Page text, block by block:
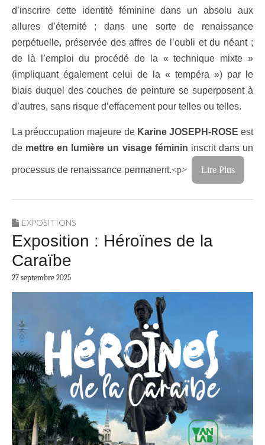
d’inscrire cette identité féminine dans un absolu aux
allures d’éternité ; dans une sorte de renaissance
perpétuelle, préservée des affres de l’oubli et du néant ;
de là l’emploi du procédé de la « technique mixte »
(impliquant également celui de la « tempéra ») par le
biais duquel des couches de peinture se superposent à
d’autres, sans risque d’effacement pour telles ou telles.
La préoccupation majeure de Karine JOSEPH-ROSE est
de mettre en lumière un visage féminin inscrit dans un
processus de renaissance permanent.<p> Lire Plus
EXPOSITIONS
Exposition : Héroïnes de la
Caraïbe
27 septembre 2025